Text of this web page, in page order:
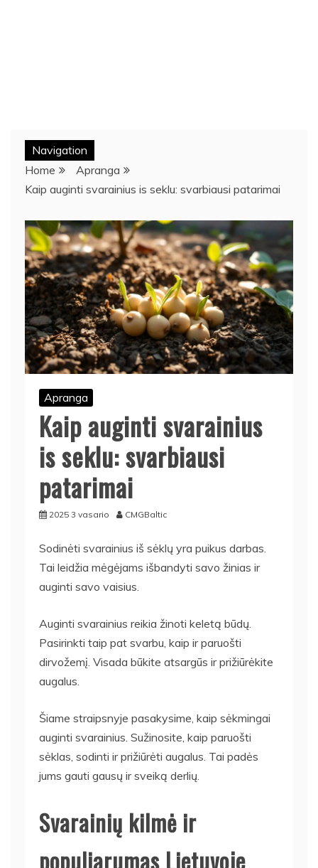
Navigation
Home
Apranga
Kaip auginti svarainius is seklu: svarbiausi patarimai
Apranga
Kaip auginti svarainius
is seklu: svarbiausi
patarimai
2025 3 vasario CMGBaltic
Sodinėti svarainius iš sėklų yra puikus darbas.
Tai leidžia mėgėjams išbandyti savo žinias ir
auginti savo vaisius.
Auginti svarainius reikia žinoti keletą būdų.
Pasirinkti taip pat svarbu, kaip ir paruošti
dirvožemį. Visada būkite atsargūs ir prižiūrėkite
augalus.
Šiame straipsnyje pasakysime, kaip sėkmingai
auginti svarainius. Sužinosite, kaip paruošti
sėklas, sodinti ir prižiūrėti augalus. Tai padės
jums gauti gausų ir sveiką derlių.
Svarainių kilmė ir
populiarumas Lietuvoje